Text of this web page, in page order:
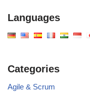
Languages
Categories
Agile & Scrum